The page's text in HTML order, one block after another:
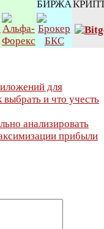
БИРЖА
для
и что учесть
анализировать
прибыли